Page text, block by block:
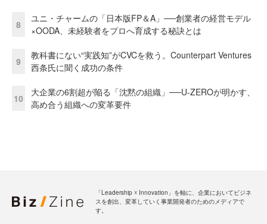
8
ユニ・チャームの「日本版FP＆A」──創業者の経営モデル
×OODA、未経験者をプロへ育成する秘訣とは
9
教科書にない“実践知”がCVCを救う。Counterpart Ventures
西条氏に聞く成功の条件
10
大企業の6割超が陥る「沈黙の組織」──U-ZEROが明かす、
高め合う組織への変革要件
「Leadership ☓ Innovation」を軸に、企業においてビジネ
スを創出、変革していく事業開発者のためのメディアで
す。